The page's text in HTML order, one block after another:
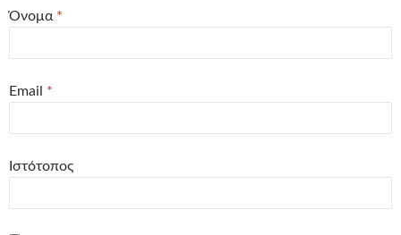
Όνομα *
Email *
Ιστότοπος